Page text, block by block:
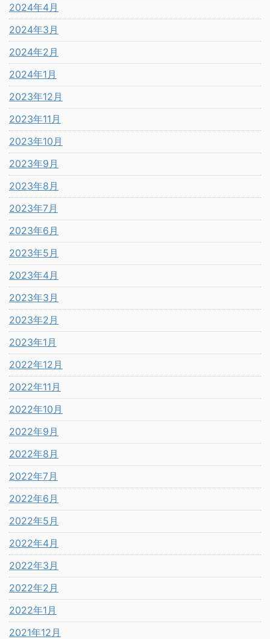
2024年4月
2024年3月
2024年2月
2024年1月
2023年12月
2023年11月
2023年10月
2023年9月
2023年8月
2023年7月
2023年6月
2023年5月
2023年4月
2023年3月
2023年2月
2023年1月
2022年12月
2022年11月
2022年10月
2022年9月
2022年8月
2022年7月
2022年6月
2022年5月
2022年4月
2022年3月
2022年2月
2022年1月
2021年12月